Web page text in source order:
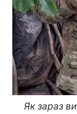
Як зараз